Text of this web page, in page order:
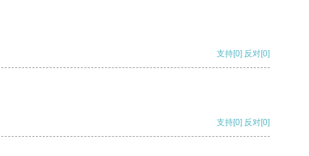
支持[0] 反对[0]
支持[0] 反对[0]